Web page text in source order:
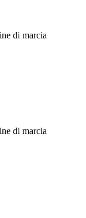
di marcia
di marcia